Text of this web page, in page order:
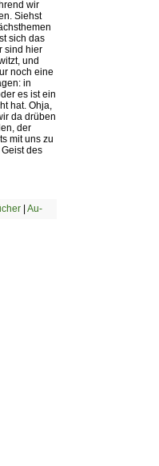
wir
Siehst
sich das
sind hier
und
noch eine
in
es ist ein
Ohja,
da drüben
der
mit uns zu
des
| Au-